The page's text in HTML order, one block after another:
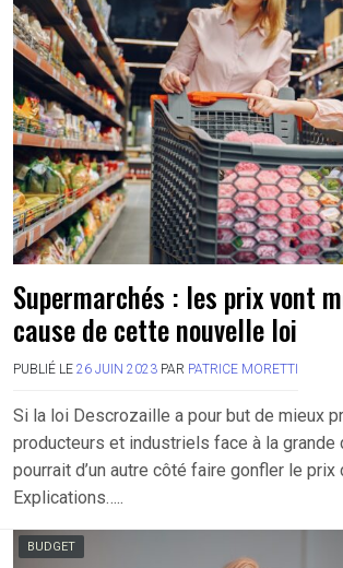
Supermarchés : les prix vont
cause de cette nouvelle loi
PUBLIÉ LE 26 JUIN 2023 PAR PATRICE MORETTI
Si la loi Descrozaille a pour but de mieux
producteurs et industriels face à la grande
pourrait d’un autre côté faire gonfler le
Explications…..
BUDGET